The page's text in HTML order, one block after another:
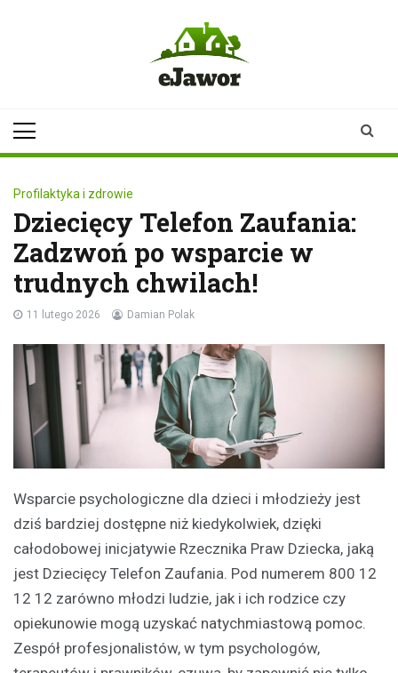
Profilaktyka i zdrowie
Dziecięcy Telefon Zaufania:
Zadzwoń po wsparcie w
trudnych chwilach!
11 lutego 2026 Damian Polak
Wsparcie psychologiczne dla dzieci i młodzieży jest
dziś bardziej dostępne niż kiedykolwiek, dzięki
całodobowej inicjatywie Rzecznika Praw Dziecka, jaką
jest Dziecięcy Telefon Zaufania. Pod numerem 800 12
12 12 zarówno młodzi ludzie, jak i ich rodzice czy
opiekunowie mogą uzyskać natychmiastową pomoc.
Zespół profesjonalistów, w tym psychologów,